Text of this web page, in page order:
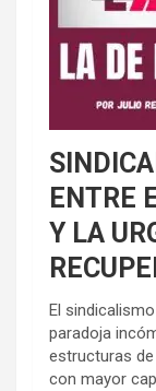
ENTRE
Y LA
El
paradoja
estructuras
con mayor